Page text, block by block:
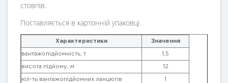
стовпів.
Поставляється в картонній упаковці.
Характеристики Значення
вантажопідйомність, т 1,5
висота підйому, м 12
кіл-ть вантажопідйомних ланцюгів 1